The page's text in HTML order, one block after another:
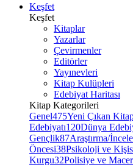
Keşfet
Keşfet
Kitaplar
Yazarlar
Çevirmenler
Editörler
Yayınevleri
Kitap Kulüpleri
Edebiyat Haritası
Kitap Kategorileri
Genel475Yeni Çıkan
Edebiyatı120Dünya
Gençlik87Araştırma/
Öncesi38Psikoloji ve
Kurgu32Polisiye ve